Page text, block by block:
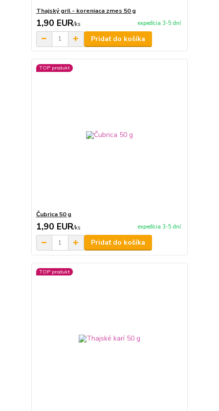
Thajský gril - koreniaca zmes 50 g
1,90 EUR/ks expedícia 3-5 dní
Pridať do košíka
TOP produkt
Čubrica 50 g
1,90 EUR/ks expedícia 3-5 dní
Pridať do košíka
TOP produkt